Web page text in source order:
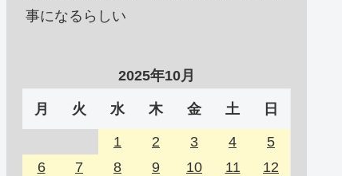
事になるらしい
2025年10月
月 火 水 木 金 土 日
1 2 3 4
5
6
7 8 9 10 11
12